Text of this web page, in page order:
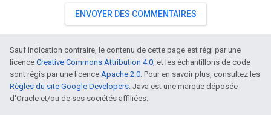
ENVOYER DES COMMENTAIRES
Sauf indication contraire, le contenu de cette page est régi par une
licence Creative Commons Attribution 4.0, et les échantillons de code
sont régis par une licence Apache 2.0. Pour en savoir plus, consultez les
Règles du site Google Developers. Java est une marque déposée
d'Oracle et/ou de ses sociétés affiliées.